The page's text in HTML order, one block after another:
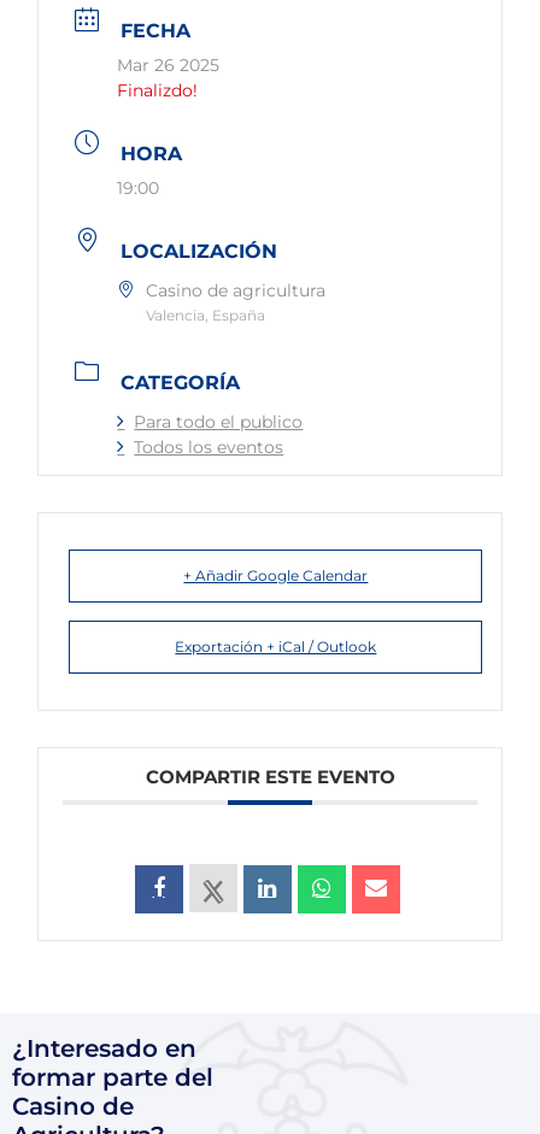
FECHA
Mar 26 2025
Finalizdo!
HORA
19:00
LOCALIZACIÓN
Casino de agricultura
Valencia, España
CATEGORÍA
Para todo el publico
Todos los eventos
+ Añadir Google Calendar
Exportación + iCal / Outlook
COMPARTIR ESTE EVENTO
¿Interesado en
formar parte del
Casino de